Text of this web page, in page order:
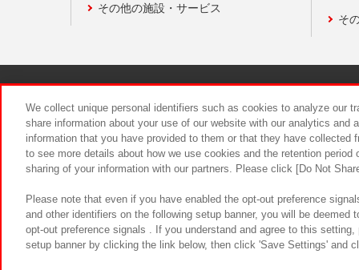
その他の施設・サービス
そ
食品のご
We collect unique personal identifiers such as cookies to analyze our
share information about your use of our website with our analytics and
information that you have provided to them or that they have
to see more details about how we use cookies and the retention
sharing of your information with our partners. Please click [Do Not
Please note that even if you have enabled the opt-out preference
and other identifiers on the following setup banner, you will be
opt-out preference signals . If you understand and agree to this
setup banner by clicking the link below, then click 'Save Settings' and